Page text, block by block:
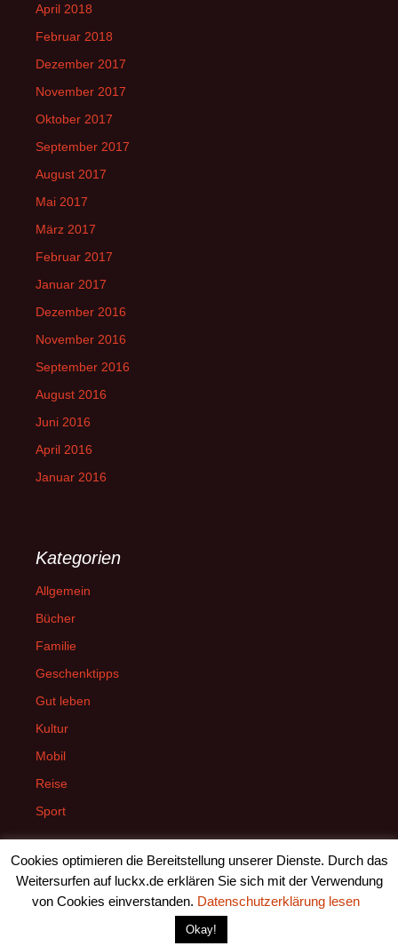
April 2018
Februar 2018
Dezember 2017
November 2017
Oktober 2017
September 2017
August 2017
Mai 2017
März 2017
Februar 2017
Januar 2017
Dezember 2016
November 2016
September 2016
August 2016
Juni 2016
April 2016
Januar 2016
Kategorien
Allgemein
Bücher
Familie
Geschenktipps
Gut leben
Kultur
Mobil
Reise
Sport
Stolz präsentiert von WordPress
Cookies optimieren die Bereitstellung unserer Dienste. Durch das
Weitersurfen auf luckx.de erklären Sie sich mit der Verwendung
von Cookies einverstanden. Datenschutzerklärung lesen
Okay!